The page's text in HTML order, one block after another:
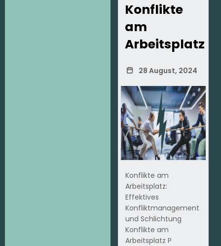
Konflikte
am
Arbeitsplatz
28 August, 2024
Konflikte am
Arbeitsplatz:
Effektives
Konfliktmanagement
und Schlichtung
Konflikte am
Arbeitsplatz P